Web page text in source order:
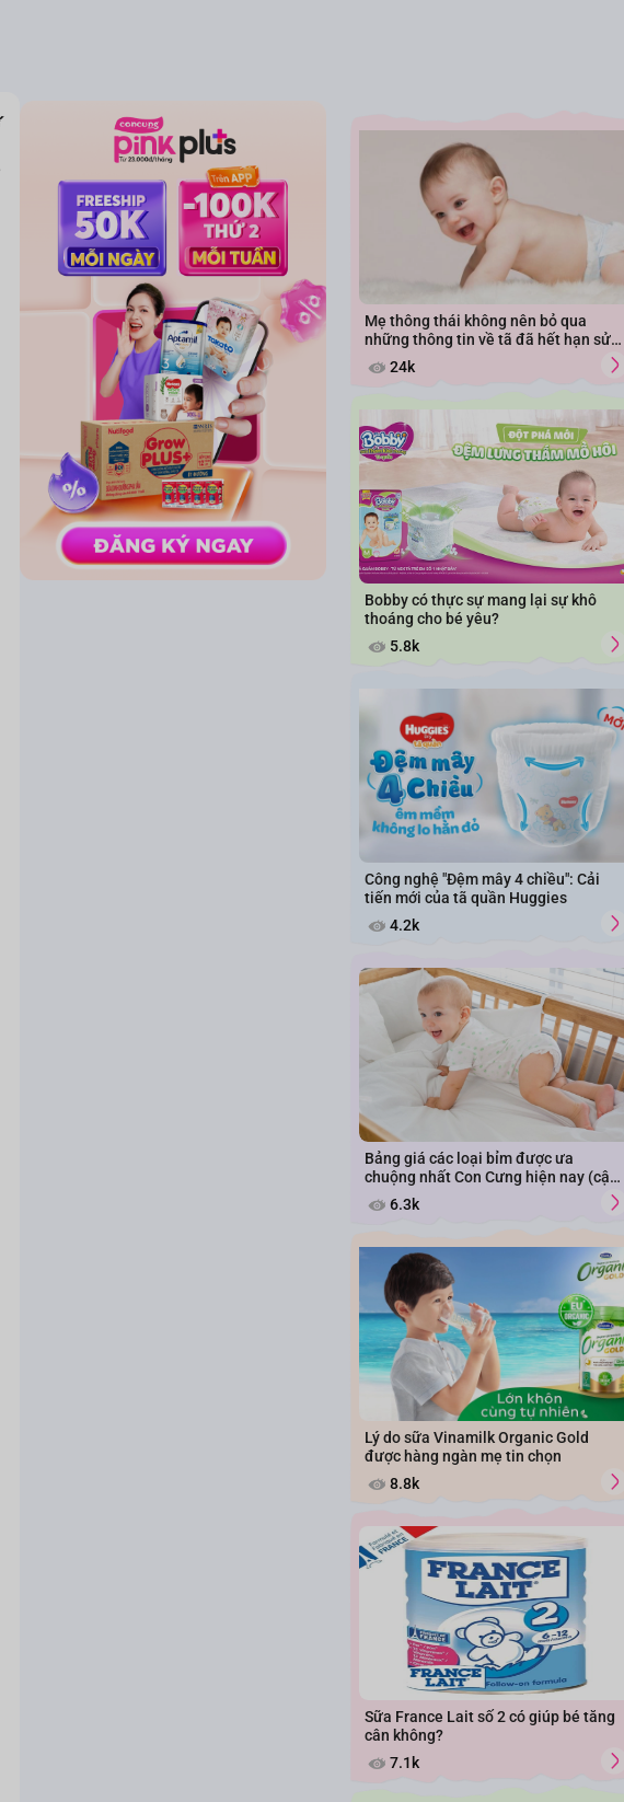
Mẹ thông thái không nên bỏ qua
những thông tin về tã đã hết hạn sử
dụng24k
Bobby có thực sự mang lại sự khô
thoáng cho bé yêu?
5.8k
Công nghệ "Đệm mây 4 chiều": Cải
tiến mới của tã quần Huggies
4.2k
Bảng giá các loại bỉm được ưa
chuộng nhất Con Cưng hiện nay (cập
nhật năm 2026)
6.3k
Lý do sữa Vinamilk Organic Gold
được hàng ngàn mẹ tin chọn
8.8k
Sữa France Lait số 2 có giúp bé tăng
cân không?
7.1k